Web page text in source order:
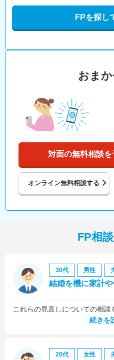
FPを探し
おま
対面の無料相談を
オンライン無料相談する
FP相
30代 男性
結婚を機に家計
続きを
20代 女性